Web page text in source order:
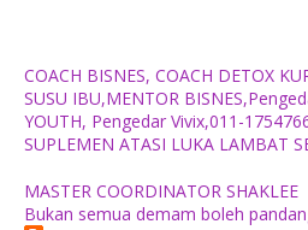
COACH BISNES, COACH DETOX
SUSU IBU,MENTOR
YOUTH, Pengedar Vivix,011-
SUPLEMEN ATASI LUKA LAMBAT
MASTER COORDINATOR SHAKLEE
Bukan semua demam boleh